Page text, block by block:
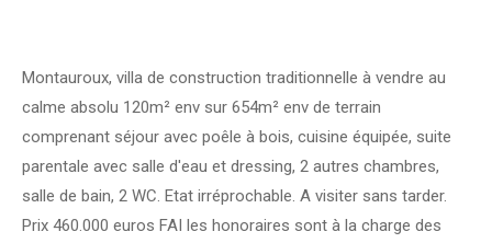
Montauroux, villa de construction traditionnelle à vendre au
calme absolu 120m² env sur 654m² env de terrain
comprenant séjour avec poêle à bois, cuisine équipée, suite
parentale avec salle d'eau et dressing, 2 autres chambres,
salle de bain, 2 WC. Etat irréprochable. A visiter sans tarder.
Prix 460.000 euros FAI les honoraires sont à la charge des